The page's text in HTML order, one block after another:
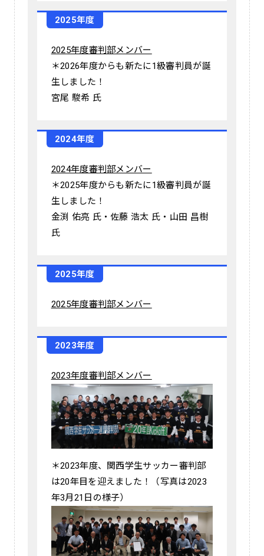
2025年度
2025年度審判部メンバー
＊2026年度からも新たに1級審判員が誕
生しました！
宮尾 駿希 氏
2024年度
2024年度審判部メンバー
＊2025年度からも新たに1級審判員が誕
生しました！
金渕 佑亮 氏・佐藤 浩太 氏・山田 昌樹
氏
2025年度
2025年度審判部メンバー
2023年度
2023年度審判部メンバー
＊2023年度、関西学生サッカー審判部
は20年目を迎えました！（写真は2023
年3月21日の様子）